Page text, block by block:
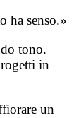
ha senso.»
tono.
in
un